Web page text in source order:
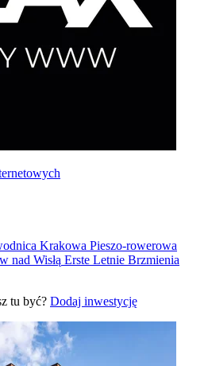
Krakowa Pieszo‑rowerowa
nad Wisłą Erste Letnie Brzmienia
tu być? Dodaj inwestycję